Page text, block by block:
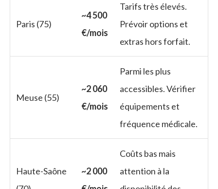
Paris (75)
~4 500
€/mois
Tarifs très élevés.
Prévoir options et
extras hors forfait.
Meuse (55)
~2 060
€/mois
Parmi les plus
accessibles. Vérifier
équipements et
fréquence médicale.
Haute-Saône
~2 000
Coûts bas mais
attention à la